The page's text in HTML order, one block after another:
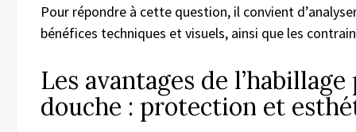
Pour répondre à cette question, il convient
bénéfices techniques et visuels, ainsi que les
Les avantages de
douche : protection et